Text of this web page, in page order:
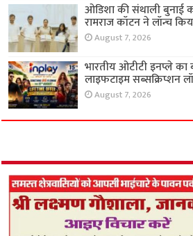
ओडिशा की संथाली बुनाई
रामराज कॉटन ने लॉन्च
August 7, 2026
भारतीय ओटीटी इनप्ले
लाइफटाइम सब्सक्रिप्शन
August 7, 2026